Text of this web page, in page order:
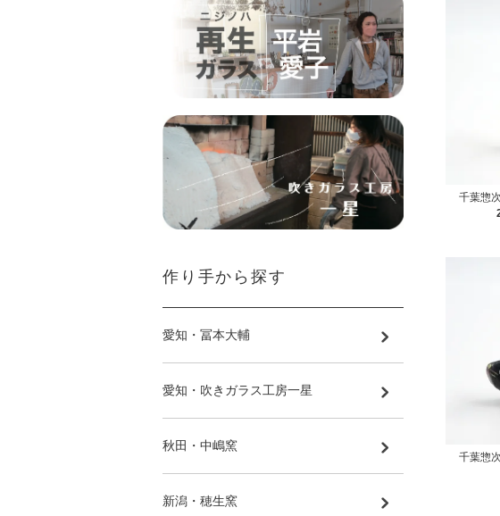
千葉惣
千葉惣
作り手から探す
愛知・冨本大輔
愛知・吹きガラス工房一星
秋田・中嶋窯
新潟・穂生窯